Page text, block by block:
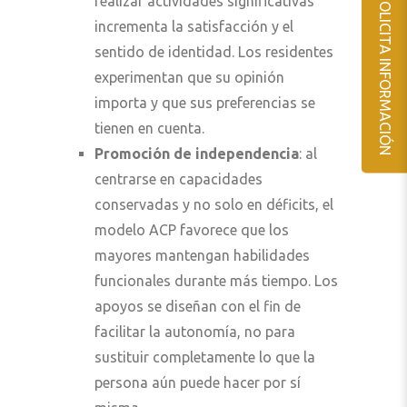
incrementa la satisfacción y el
sentido de identidad. Los residentes
experimentan que su opinión
importa y que sus preferencias se
tienen en cuenta.
Promoción de independencia: al
centrarse en capacidades
conservadas y no solo en déficits, el
modelo ACP favorece que los
mayores mantengan habilidades
funcionales durante más tiempo. Los
apoyos se diseñan con el fin de
facilitar la autonomía, no para
sustituir completamente lo que la
persona aún puede hacer por sí
SOLICITA INFORMACIÓN